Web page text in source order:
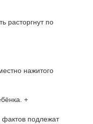
расторгнут по
нажитого
+
подлежат